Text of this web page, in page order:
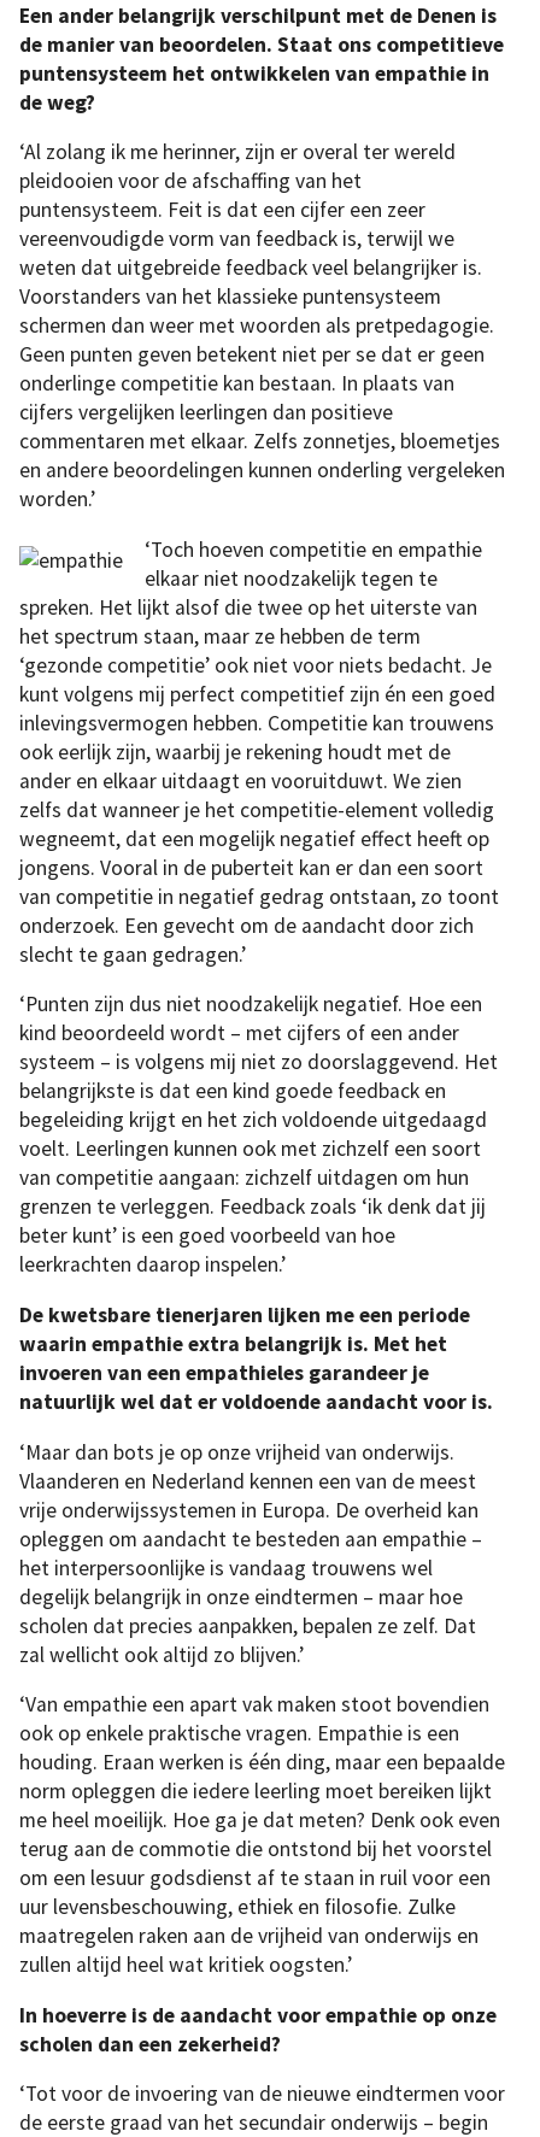
Een ander belangrijk verschilpunt met de Denen is
de manier van beoordelen. Staat ons competitieve
puntensysteem het ontwikkelen van empathie in
de weg?
‘Al zolang ik me herinner, zijn er overal ter wereld
pleidooien voor de afschaffing van het
puntensysteem. Feit is dat een cijfer een zeer
vereenvoudigde vorm van feedback is, terwijl we
weten dat uitgebreide feedback veel belangrijker is.
Voorstanders van het klassieke puntensysteem
schermen dan weer met woorden als pretpedagogie.
Geen punten geven betekent niet per se dat er geen
onderlinge competitie kan bestaan. In plaats van
cijfers vergelijken leerlingen dan positieve
commentaren met elkaar. Zelfs zonnetjes, bloemetjes
en andere beoordelingen kunnen onderling vergeleken
worden.’
‘Toch hoeven competitie en empathie
elkaar niet noodzakelijk tegen te
spreken. Het lijkt alsof die twee op het uiterste van
het spectrum staan, maar ze hebben de term
‘gezonde competitie’ ook niet voor niets bedacht. Je
kunt volgens mij perfect competitief zijn én een goed
inlevingsvermogen hebben. Competitie kan trouwens
ook eerlijk zijn, waarbij je rekening houdt met de
ander en elkaar uitdaagt en vooruitduwt. We zien
zelfs dat wanneer je het competitie-element volledig
wegneemt, dat een mogelijk negatief effect heeft op
jongens. Vooral in de puberteit kan er dan een soort
van competitie in negatief gedrag ontstaan, zo toont
onderzoek. Een gevecht om de aandacht door zich
slecht te gaan gedragen.’
‘Punten zijn dus niet noodzakelijk negatief. Hoe een
kind beoordeeld wordt – met cijfers of een ander
systeem – is volgens mij niet zo doorslaggevend. Het
belangrijkste is dat een kind goede feedback en
begeleiding krijgt en het zich voldoende uitgedaagd
voelt. Leerlingen kunnen ook met zichzelf een soort
van competitie aangaan: zichzelf uitdagen om hun
grenzen te verleggen. Feedback zoals ‘ik denk dat jij
beter kunt’ is een goed voorbeeld van hoe
leerkrachten daarop inspelen.’
De kwetsbare tienerjaren lijken me een periode
waarin empathie extra belangrijk is. Met het
invoeren van een empathieles garandeer je
natuurlijk wel dat er voldoende aandacht voor is.
‘Maar dan bots je op onze vrijheid van onderwijs.
Vlaanderen en Nederland kennen een van de meest
vrije onderwijssystemen in Europa. De overheid kan
opleggen om aandacht te besteden aan empathie –
het interpersoonlijke is vandaag trouwens wel
degelijk belangrijk in onze eindtermen – maar hoe
scholen dat precies aanpakken, bepalen ze zelf. Dat
zal wellicht ook altijd zo blijven.’
‘Van empathie een apart vak maken stoot bovendien
ook op enkele praktische vragen. Empathie is een
houding. Eraan werken is één ding, maar een bepaalde
norm opleggen die iedere leerling moet bereiken lijkt
me heel moeilijk. Hoe ga je dat meten? Denk ook even
terug aan de commotie die ontstond bij het voorstel
om een lesuur godsdienst af te staan in ruil voor een
uur levensbeschouwing, ethiek en filosofie. Zulke
maatregelen raken aan de vrijheid van onderwijs en
zullen altijd heel wat kritiek oogsten.’
In hoeverre is de aandacht voor empathie op onze
scholen dan een zekerheid?
‘Tot voor de invoering van de nieuwe eindtermen voor
de eerste graad van het secundair onderwijs – begin